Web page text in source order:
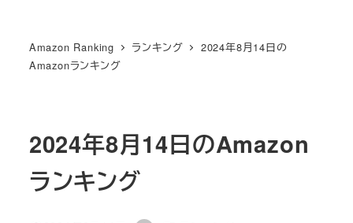
Amazon Ranking ランキング
2024年8月14日の
Amazonランキング
2024年8月14日のAmazon
ランキング